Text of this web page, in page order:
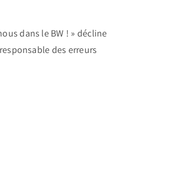
dans le BW ! » décline
des erreurs